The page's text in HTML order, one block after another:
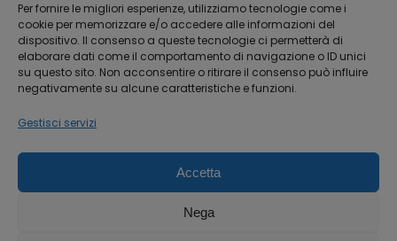
Per fornire le migliori esperienze, utilizziamo tecnologie come i
cookie per memorizzare e/o accedere alle informazioni del
dispositivo. Il consenso a queste tecnologie ci permetterà di
elaborare dati come il comportamento di navigazione o ID unici
su questo sito. Non acconsentire o ritirare il consenso può influire
negativamente su alcune caratteristiche e funzioni.
Gestisci servizi
Accetta
Nega
Dream-Theme — trulypremium WordPress
themes
Michael House S.R.L.S